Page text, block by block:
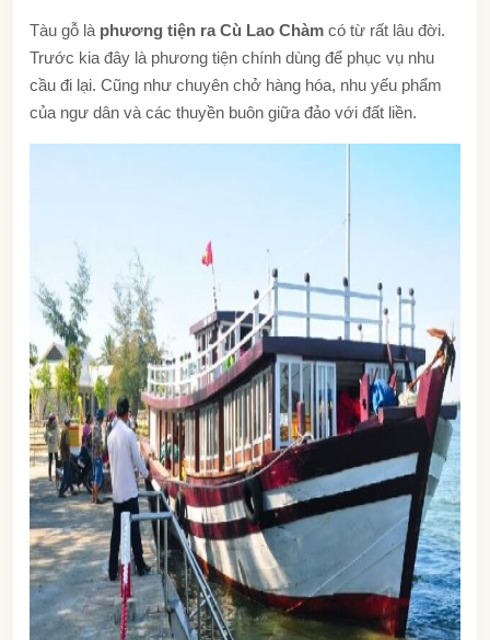
Tàu gỗ là phương tiện ra Cù Lao Chàm có từ rất lâu đời.
Trước kia đây là phương tiện chính dùng để phục vụ nhu
cầu đi lại. Cũng như chuyên chở hàng hóa, nhu yếu phẩm
của ngư dân và các thuyền buôn giữa đảo với đất liền.